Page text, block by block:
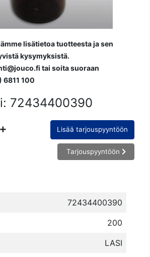
lisätietoa tuotteesta ja sen
kysymyksistä.
tai soita suoraan
100
72434400390
Lisää tarjouspyyntöön
Tarjouspyyntöön
72434400390
200
LASI